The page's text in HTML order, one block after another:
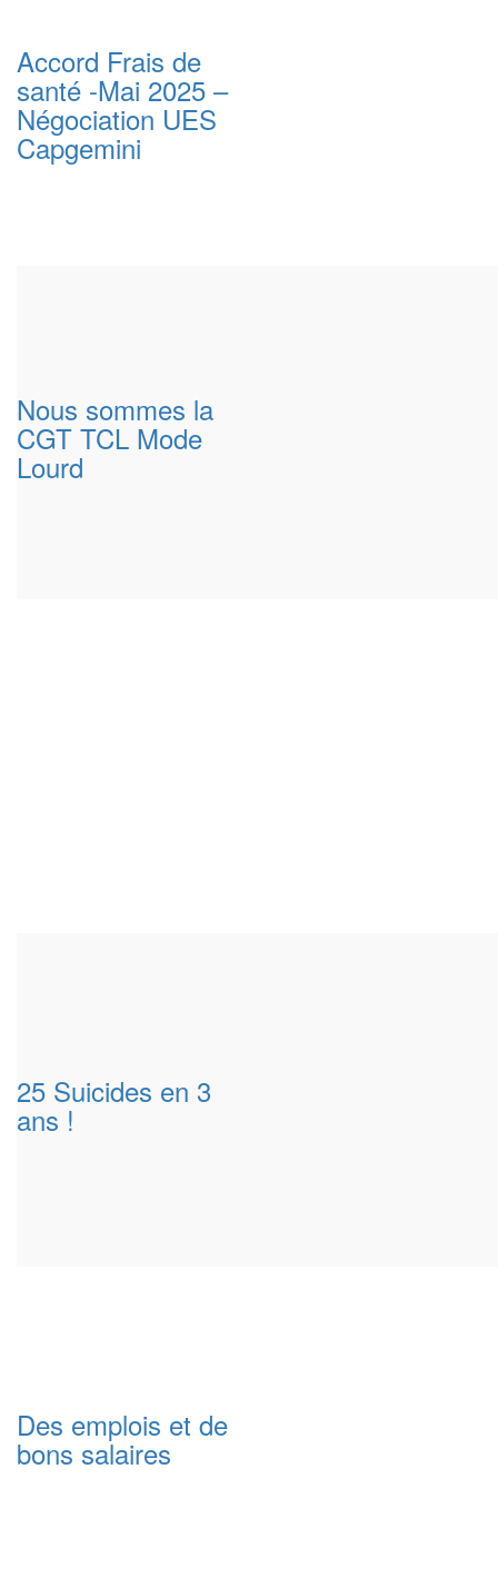
Accord Frais de
santé -Mai 2025 –
Négociation UES
Capgemini
Nous sommes la
CGT TCL Mode
Lourd
25 Suicides en 3
ans !
Des emplois et de
bons salaires